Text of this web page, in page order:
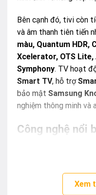
Bên cạnh đó, tivi còn
và âm thanh tiên tiến
màu, Quantum
Xcelerator, OTS Lite,
Symphony. TV hoạt
Smart TV, hỗ trợ
bảo mật Samsung
nghiệm thông minh và
Công nghệ nổi
dung hiển thị theo
âm thanh. Nhờ khả
Xem